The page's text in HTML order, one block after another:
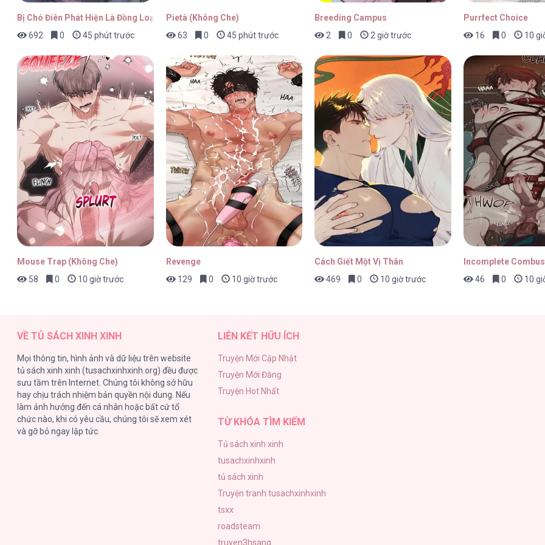
Bị Chó Điên Phát Hiện Là Đồng Loại
692
0 45 phút trước
Pietà (Không Che)
63
0 45 phút trước
Breeding Campus
2
0 2 giờ trước
Purrfect Choice
16
0 10
Mouse Trap (Không Che)
58
0 10 giờ trước
Revenge
129
0 10 giờ trước
Cách Giết Một Vị Thân
469
0 10 giờ trước
Incomplete
46
0 10
VỀ TỦ SÁCH XINH XINH
Mọi thông tin, hình ảnh và dữ liệu trên website
tủ sách xinh xinh (tusachxinhxinh.org) đều được
sưu tầm trên Internet. Chúng tôi không sở hữu
hay chịu trách nhiệm bản quyền nội dung. Nếu
làm ảnh hưởng đến cá nhân hoặc bất cứ tổ
chức nào, khi có yêu cầu, chúng tôi sẽ xem xét
và gỡ bỏ ngay lập tức.
LIÊN KẾT HỮU ÍCH
Truyện Mới Cập Nhật
Truyện Mới Đăng
Truyện Hot Nhất
TỪ KHÓA TÌM KIẾM
Tủ sách xinh xinh
tusachxinhxinh
tủ sách xinh
Truyện tranh tusachxinhxinh
tsxx
roadsteam
truyen3hsang